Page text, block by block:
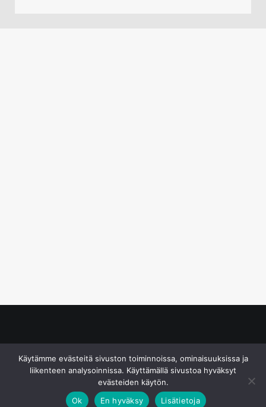
Käytämme evästeitä sivuston toiminnoissa, ominaisuuksissa ja
liikenteen analysoinnissa. Käyttämällä sivustoa hyväksyt
evästeiden käytön.
Ok
En hyväksy Lisätietoja